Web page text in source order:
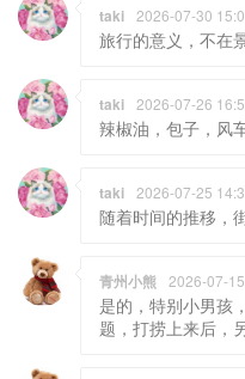
taki 2026-07-30
旅行的意义，不在
taki 2026-07-26
辣椒油，包子，风
taki 2026-07-25
随着时间的推移，
青州小熊 2026-07-
是的，特别小男孩
题，打捞上来后，